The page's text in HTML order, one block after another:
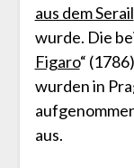
aus dem Serail
wurde. Die
Figaro“
wurden in
aus.